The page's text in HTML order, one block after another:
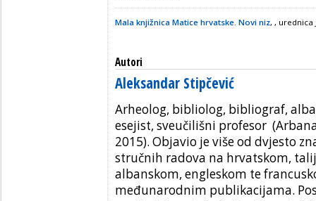
Mala knjižnica Matice hrvatske. Novi niz, , urednica
Autori
Aleksandar Stipčević
Arheolog, bibliolog, bibliograf,
esejist, sveučilišni profesor
2015). Objavio je više od dvjesto
stručnih radova na hrvatskom,
albanskom, engleskom te
međunarodnim publikacijama.